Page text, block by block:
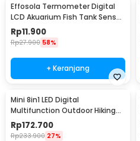
Effosola Termometer Digital
LCD Akuarium Fish Tank Sensor
Kabel 1M - TPM-10
Rp11.900
Rp27.900 58%
+ Keranjang
Mini 8in1 LED Digital
Multifunction Outdoor Hiking
Camping Compass - RV77
Rp172.700
Rp233.900 27%